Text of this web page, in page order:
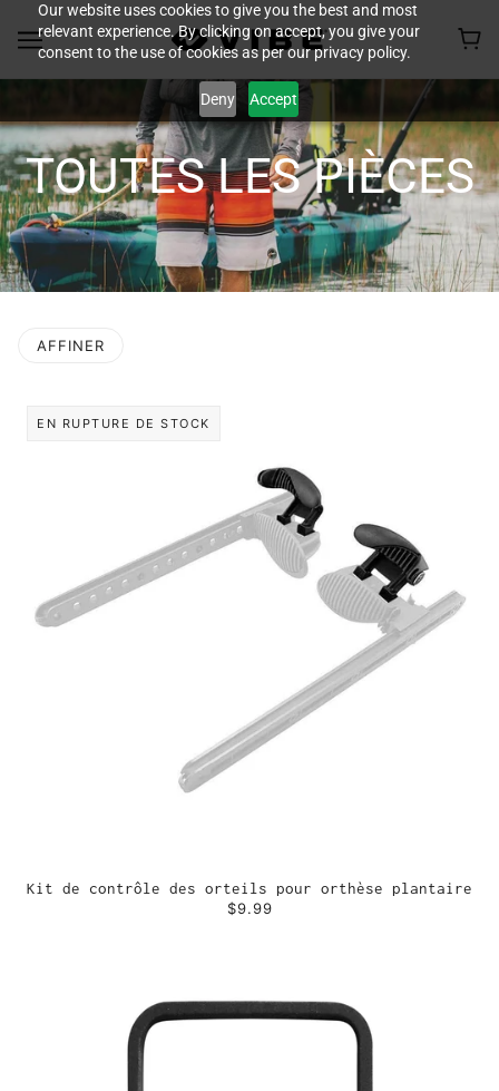
Our website uses cookies to give you the best and most
relevant experience. By clicking on accept, you give your
consent to the use of cookies as per our privacy policy.
Deny Accept
TOUTES LES PIÈCES
AFFINER
EN RUPTURE DE STOCK
Kit de contrôle des orteils pour orthèse plantaire
$9.99